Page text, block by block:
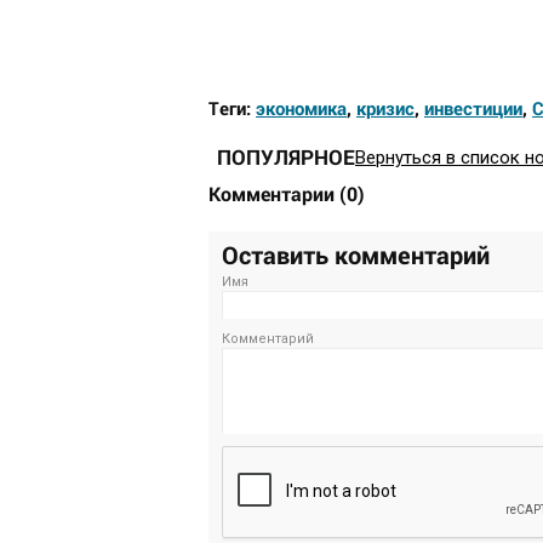
Теги: экономика, кризис, инвестиции,
ПОПУЛЯРНОЕВернуться в список
Комментарии (0)
Оставить комментарий
Имя
Комментарий